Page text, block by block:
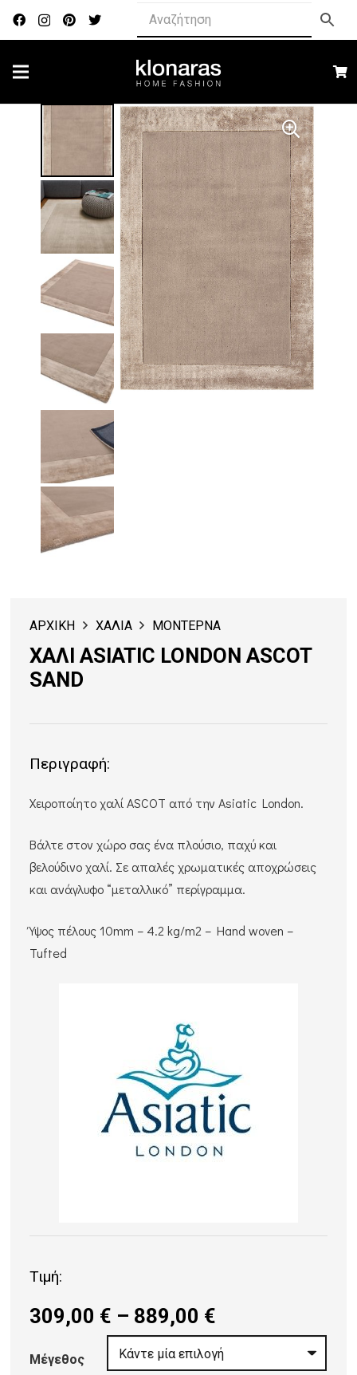
ΑΡΧΙΚΗ ΧΑΛΙΑ ΜΟΝΤΕΡΝΑ
ΧΑΛΙ ASIATIC LONDON ASCOT
SAND
Περιγραφή:
Χειροποίητο χαλί ASCOT από την Αsiatic London.
Bάλτε στον χώρο σας ένα πλούσιο, παχύ και
βελούδινο χαλί. Σε απαλές χρωματικές αποχρώσεις
και ανάγλυφο “μεταλλικό” περίγραμμα.
Ύψος πέλους 10mm – 4.2 kg/m2 – Hand woven –
Tufted
Τιμή:
309,00 € – 889,00 €
range:
309,00 €
Μέγεθος